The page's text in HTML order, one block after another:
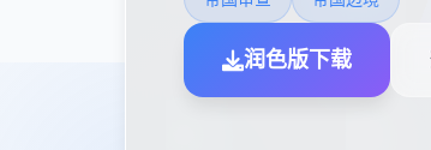
润色版下载